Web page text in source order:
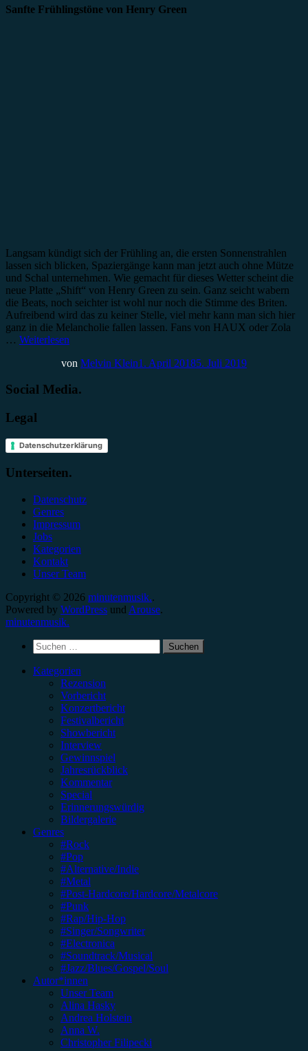
Sanfte Frühlingstöne von Henry Green
Langsam kündigt sich der Frühling an, die ersten Sonnenstrahlen
lassen sich blicken, Spaziergänge kann man jetzt auch ohne Mütze
und Schal unternehmen. Wie gemacht für dieses Wetter scheint die
neue Platte „Shift“ von Henry Green zu sein. Ganz seicht wabern
die Beats, noch seichter ist wohl nur noch die Stimme des Briten.
Aufreibend wird das zu keiner Stelle, viel mehr kann man sich hier
ganz in die Melancholie fallen lassen. Fans von HAUX oder Zola
… Weiterlesen
von Melvin Klein1. April 20185. Juli 2019
Social Media.
Legal
Datenschutzerklärung
Unterseiten.
Datenschutz
Genres
Impressum
Jobs
Kategorien
Kontakt
Unser Team
Copyright © 2026 minutenmusik..
Powered by WordPress und Arouse.
minutenmusik.
Suchen
nach:
Kategorien
Rezension
Vorbericht
Konzertbericht
Festivalbericht
Showbericht
Interview
Gewinnspiel
Jahresrückblick
Kommentar
Special
Erinnerungswürdig
Bildergalerie
Genres
#Rock
#Pop
#Alternative/Indie
#Metal
#Post-Hardcore/Hardcore/Metalcore
#Punk
#Rap/Hip-Hop
#Singer/Songwriter
#Electronica
#Soundtrack/Musical
#Jazz/Blues/Gospel/Soul
Autor*innen
Unser Team
Alina Hasky
Andrea Holstein
Anna W.
Christopher Filipecki